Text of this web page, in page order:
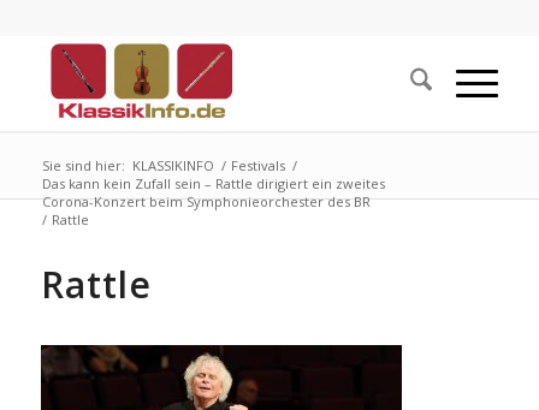
Sie sind hier: KLASSIKINFO / Festivals /
Das kann kein Zufall sein – Rattle dirigiert ein zweites
Corona-Konzert beim Symphonieorchester des BR
/ Rattle
Rattle